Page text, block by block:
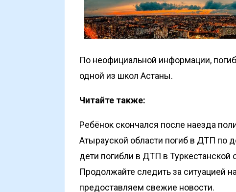
По неофициальной информации,
одной из школ Астаны.
Читайте также:
Ребёнок скончался после наезда
Атырауской области погиб в ДТП по
дети погибли в ДТП в Туркестанской
Продолжайте следить за ситуацией
предоставляем свежие новости.